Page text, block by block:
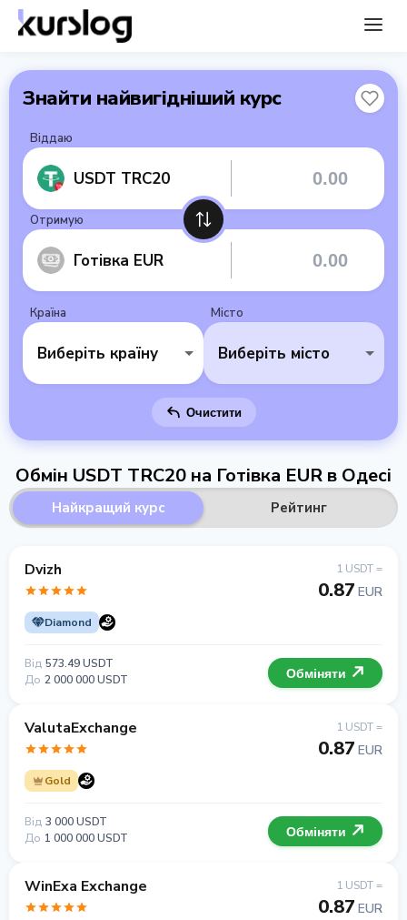
Знайти найвигідніший курс
Віддаю
USDT TRC20
Отримую
Готівка EUR
Країна
Виберіть країну
Місто
Виберіть місто
Очистити
Обмін USDT TRC20 на Готівка EUR в Одесі
Найкращий курс Рейтинг
Dvizh
Diamond
1 USDT =
0.87 EUR
Від 573.49 USDT
До 2 000 000 USDT Обміняти
ValutaExchange
Gold
1 USDT =
0.87 EUR
Від 3 000 USDT
До 1 000 000 USDT Обміняти
WinExa Exchange 1 USDT =
0.87 EUR